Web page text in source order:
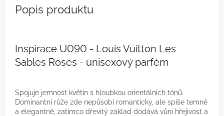
Inspirace U090 - Louis Vuitton Les
Sables Roses - unisexový parfém
Spojuje jemnost květin s hloubkou orientálních tónů.
Dominantní růže zde nepůsobí romanticky, ale spíše temně
a elegantně, zatímco dřevitý základ dodává vůni hřejivost a